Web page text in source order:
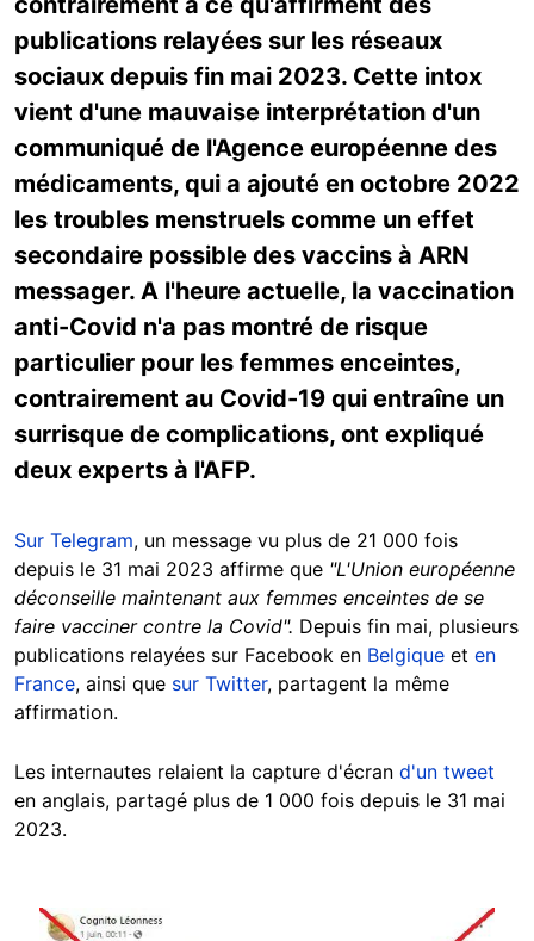
publications relayées sur les réseaux
sociaux depuis fin mai 2023. Cette intox
vient d'une mauvaise interprétation d'un
communiqué de l'Agence européenne des
médicaments, qui a ajouté en octobre 2022
les troubles menstruels comme un effet
secondaire possible des vaccins à ARN
messager. A l'heure actuelle, la vaccination
anti-Covid n'a pas montré de risque
particulier pour les femmes enceintes,
contrairement au Covid-19 qui entraîne un
surrisque de complications, ont expliqué
deux experts à l'AFP.
Sur Telegram, un message vu plus de 21 000 fois
depuis le 31 mai 2023 affirme que "L'Union européenne
déconseille maintenant aux femmes enceintes de se
faire vacciner contre la Covid". Depuis fin mai, plusieurs
publications relayées sur Facebook en Belgique et en
France, ainsi que sur Twitter, partagent la même
affirmation.
Les internautes relaient la capture d'écran d'un tweet
en anglais, partagé plus de 1 000 fois depuis le 31 mai
2023.
Image